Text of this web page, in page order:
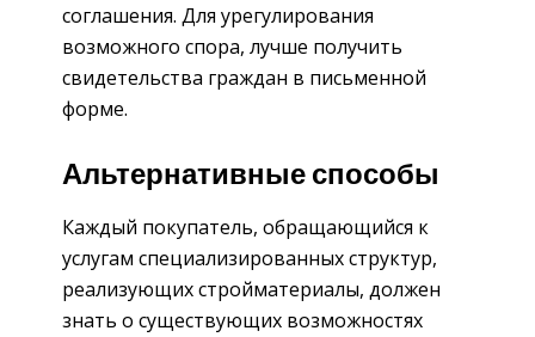
соглашения. Для урегулирования
возможного спора, лучше получить
свидетельства граждан в письменной
форме.
Альтернативные способы
Каждый покупатель, обращающийся к
услугам специализированных структур,
реализующих стройматериалы, должен
знать о существующих возможностях